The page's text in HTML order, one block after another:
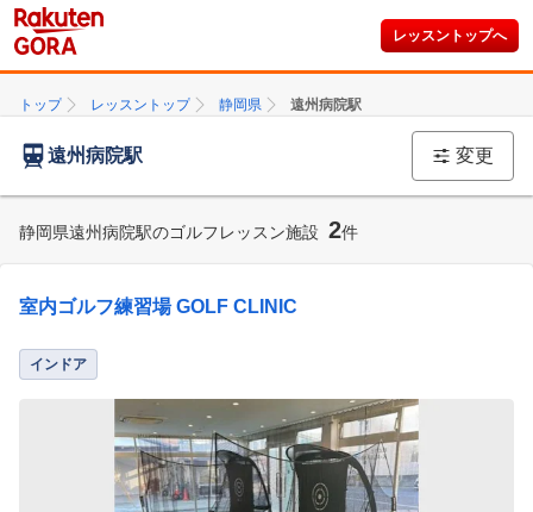
レッスントップへ
トップ レッスントップ 静岡県 遠州病院駅
遠州病院駅 変更
静岡県遠州病院駅のゴルフレッスン施設 2件
室内ゴルフ練習場 GOLF CLINIC
インドア